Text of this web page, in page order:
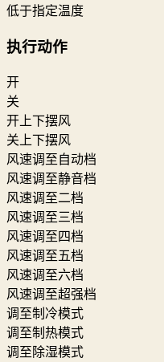
低于指定温度
执行动作
开
关
开上下摆风
关上下摆风
风速调至自动档
风速调至静音档
风速调至二档
风速调至三档
风速调至四档
风速调至五档
风速调至六档
风速调至超强档
调至制冷模式
调至制热模式
调至除湿模式